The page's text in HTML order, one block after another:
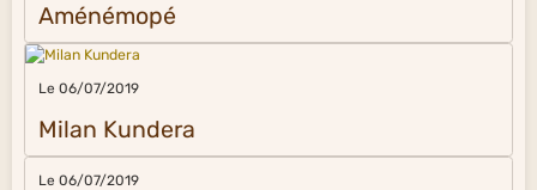
Aménémopé
Le 06/07/2019
Milan Kundera
Le 06/07/2019